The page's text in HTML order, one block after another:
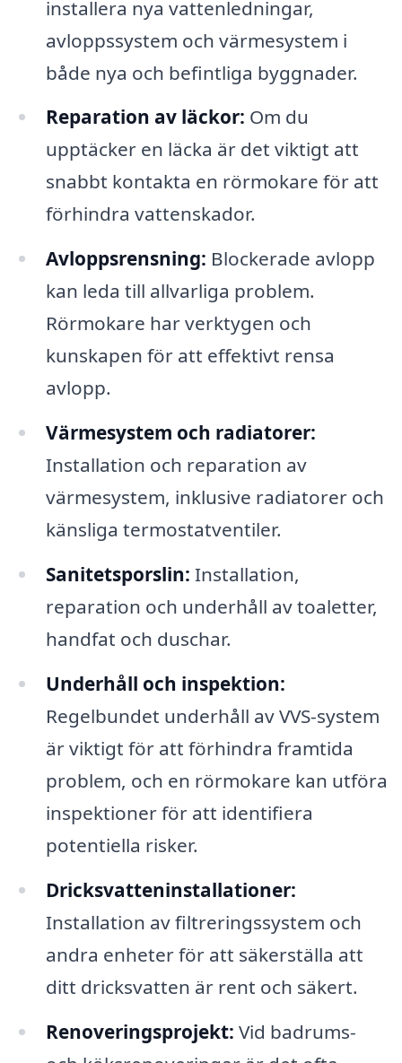
installera nya vattenledningar,
avloppssystem och värmesystem i
både nya och befintliga byggnader.
Reparation av läckor: Om du
upptäcker en läcka är det viktigt att
snabbt kontakta en rörmokare för att
förhindra vattenskador.
Avloppsrensning: Blockerade avlopp
kan leda till allvarliga problem.
Rörmokare har verktygen och
kunskapen för att effektivt rensa
avlopp.
Värmesystem och radiatorer:
Installation och reparation av
värmesystem, inklusive radiatorer och
känsliga termostatventiler.
Sanitetsporslin: Installation,
reparation och underhåll av toaletter,
handfat och duschar.
Underhåll och inspektion:
Regelbundet underhåll av VVS-system
är viktigt för att förhindra framtida
problem, och en rörmokare kan utföra
inspektioner för att identifiera
potentiella risker.
Dricksvatteninstallationer:
Installation av filtreringssystem och
andra enheter för att säkerställa att
ditt dricksvatten är rent och säkert.
Renoveringsprojekt: Vid badrums-